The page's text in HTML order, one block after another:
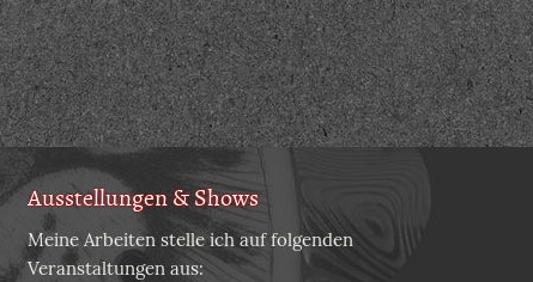
Ausstellungen & Shows
Meine Arbeiten stelle ich auf folgenden
Veranstaltungen aus: